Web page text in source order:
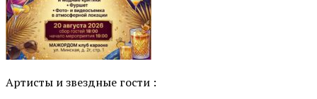
Артисты и звездные гости :